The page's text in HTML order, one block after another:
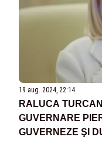
19 aug. 2024, 22:14
RALUCA
GUVERNARE
GUVERNEZE ŞI